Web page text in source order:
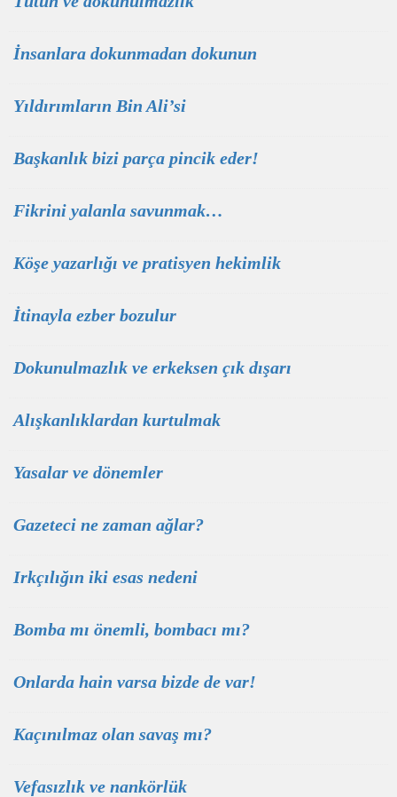
İnsanlara dokunmadan dokunun
Yıldırımların Bin Ali’si
Başkanlık bizi parça pincik eder!
Fikrini yalanla savunmak…
Köşe yazarlığı ve pratisyen hekimlik
İtinayla ezber bozulur
Dokunulmazlık ve erkeksen çık dışarı
Alışkanlıklardan kurtulmak
Yasalar ve dönemler
Gazeteci ne zaman ağlar?
Irkçılığın iki esas nedeni
Bomba mı önemli, bombacı mı?
Onlarda hain varsa bizde de var!
Kaçınılmaz olan savaş mı?
Vefasızlık ve nankörlük